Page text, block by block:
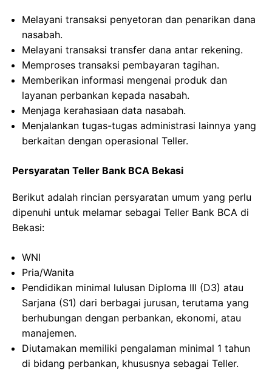
Melayani transaksi penyetoran dan penarikan dana
nasabah.
Melayani transaksi transfer dana antar rekening.
Memproses transaksi pembayaran tagihan.
Memberikan informasi mengenai produk dan
layanan perbankan kepada nasabah.
Menjaga kerahasiaan data nasabah.
Menjalankan tugas-tugas administrasi lainnya yang
berkaitan dengan operasional Teller.
Persyaratan Teller Bank BCA Bekasi
Berikut adalah rincian persyaratan umum yang perlu
dipenuhi untuk melamar sebagai Teller Bank BCA di
Bekasi:
WNI
Pria/Wanita
Pendidikan minimal lulusan Diploma III (D3) atau
Sarjana (S1) dari berbagai jurusan, terutama yang
berhubungan dengan perbankan, ekonomi, atau
manajemen.
Diutamakan memiliki pengalaman minimal 1 tahun
di bidang perbankan, khususnya sebagai Teller.